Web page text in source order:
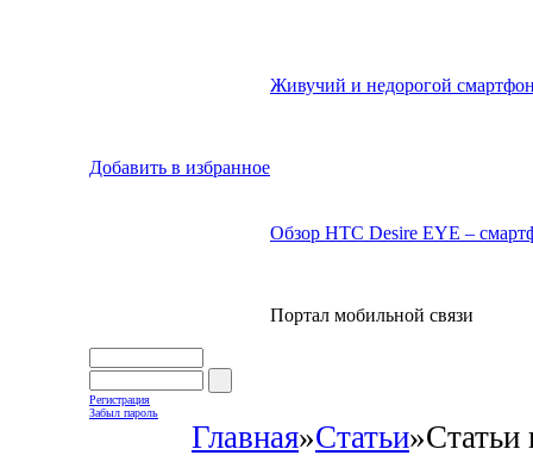
Добавить в избранное
Живучий и недорогой
Обзор HTC Desire EYE –
Портал мобильной связи
Регистрация
Забыл пароль
Главная»Статьи»Статьи